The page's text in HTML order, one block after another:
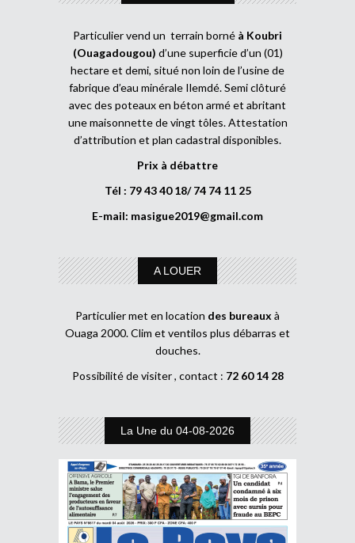
Particulier vend un terrain borné à Koubri
(Ouagadougou) d’une superficie d’un (01)
hectare et demi, situé non loin de l’usine de
fabrique d’eau minérale Ilemdé. Semi clôturé
avec des poteaux en béton armé et abritant
une maisonnette de vingt tôles. Attestation
d’attribution et plan cadastral disponibles.
Prix à débattre
Tél : 79 43 40 18/ 74 74 11 25
E-mail: masigue2019@gmail.com
A LOUER
Particulier met en location des bureaux à
Ouaga 2000. Clim et ventilos plus débarras et
douches.
Possibilité de visiter , contact : 72 60 14 28
La Une du 04-08-2026